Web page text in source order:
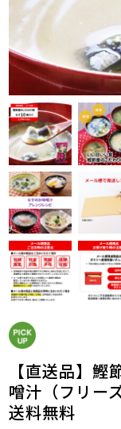
【直送品】
噌汁（フリー
送料無料